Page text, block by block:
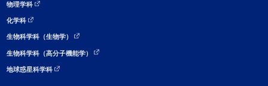
物理学科
化学科
生物科学科（生物学）
生物科学科（高分子機能学）
地球惑星科学科